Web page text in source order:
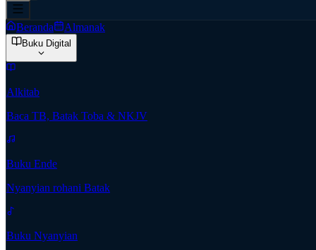
Beranda Almanak
Buku Digital
Alkitab
Baca TB, Batak Toba & NKJV
Buku Ende
Nyanyian rohani Batak
Buku Nyanyian